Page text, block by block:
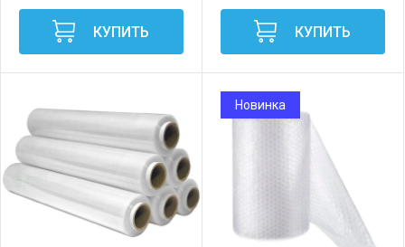
КУПИТЬ КУПИТЬ
Новинка